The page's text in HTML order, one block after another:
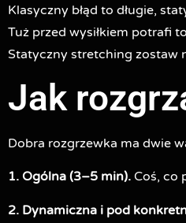
Klasyczny błąd to długie,
Tuż przed wysiłkiem potrafi
Statyczny stretching zostaw
Jak
Dobra rozgrzewka ma dwie
1. Ogólna (3–5 min). Coś, co
2. Dynamiczna i pod